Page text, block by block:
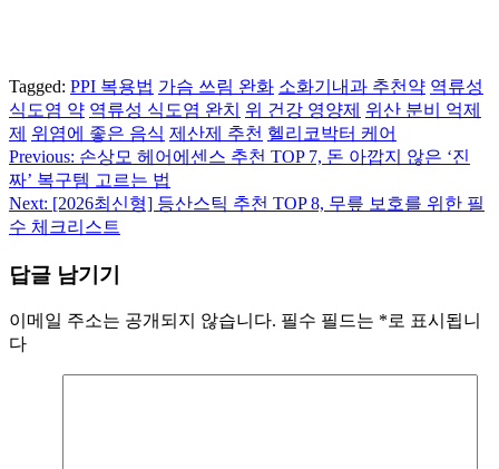
Tagged: PPI 복용법 가슴 쓰림 완화 소화기내과 추천약 역류성
식도염 약 역류성 식도염 완치 위 건강 영양제 위산 분비 억제
제 위염에 좋은 음식 제산제 추천 헬리코박터 케어
글
탐
색
Previous: 손상모 헤어에센스 추천 TOP 7, 돈 아깝지 않은 ‘진
짜’ 복구템 고르는 법
Next: [2026최신형] 등산스틱 추천 TOP 8, 무릎 보호를 위한 필
수 체크리스트
답글 남기기
이메일 주소는 공개되지 않습니다. 필수 필드는 *로 표시됩니
다